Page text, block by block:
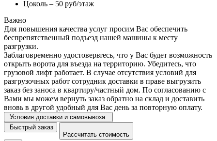
Цоколь – 50 руб/этаж
Важно
Для повышения качества услуг просим Вас обеспечить
беспрепятственный подъезд нашей машины к месту
разгрузки.
Заблаговременно удостоверьтесь, что у Вас будет возможность
открыть ворота для въезда на территорию. Убедитесь, что
грузовой лифт работает. В случае отсутствия условий для
разгрузочных работ сотрудник доставки в праве выгрузить
заказ без заноса в квартиру/частный дом. По согласованию с
Вами мы можем вернуть заказ обратно на склад и доставить
вновь в другой удобный для Вас день за повторную оплату.
Условия доставки и самовывоза
Быстрый заказ
Рассчитать стоимость